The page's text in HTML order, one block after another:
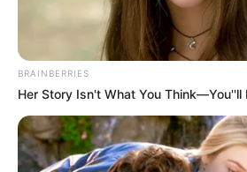
Alerta Cartagena
Corredor de Carga, Cartagena
Por:Andrea Melissa Ascanio De
Julio 6, 2026
BRAINBERRIES
Her Story Isn't What You Think—You''ll